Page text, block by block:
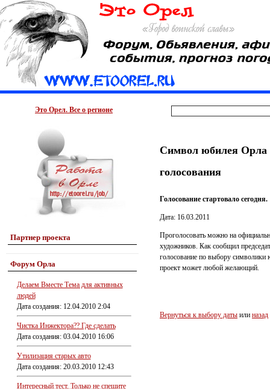
Это Орел. Все о регионе
Партнер проекта
Форум Орла
Делаем Вместе Тема для активных
людей
Дата создания: 12.04.2010 2:04
Чистка Инжектора?? Где сделать
Дата создания: 03.04.2010 16:06
Утилизация старых авто
Дата создания: 20.03.2010 12:43
Интересный тест. Только не спешите
Символ юбилея Орла
голосования
Голосование стартовало сегодня.
Дата: 16.03.2011
Проголосовать можно на
художников. Как сообщил
голосование по выбору символики
проект может любой желающий.
Вернуться к выбору даты или назад